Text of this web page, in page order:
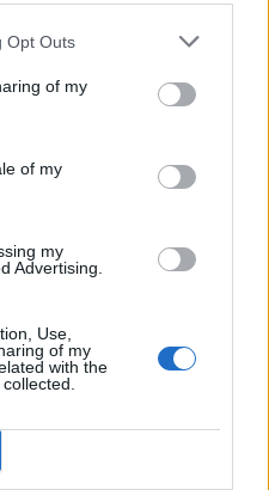
Opt Outs
of my
of my
my
Advertising.
Use,
of my
with the
rozpoznasz style w
kraju powinieneś